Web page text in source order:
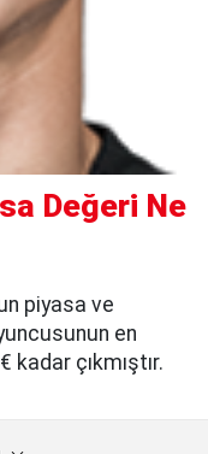
Değeri Ne
piyasa ve
en
çıkmıştır.